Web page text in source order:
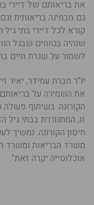
את בריאותם של דיירי
גם מבחינה בריאותית
קורא לכל דיירי בתי
שנהיה בטוחים שבגל
לשמור על שגרת חיים
יו”ר חברת עמידר, יאיר
את השמירה על בריאותם
הקורונה. בשיתוף
חיסון הקורונה. נמשיך
משרד הבריאות ומשרד
אוכלוסייה יקרה זאת”.